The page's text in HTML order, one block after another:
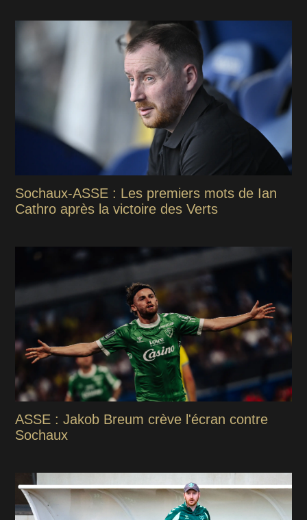
Sochaux-ASSE : Les premiers mots de Ian
Cathro après la victoire des Verts
ASSE : Jakob Breum crève l'écran contre
Sochaux